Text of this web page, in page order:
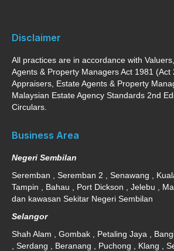
Disclaimer
All practices are in accordance with
Agents & Property Managers Act 1981 (Act
Appraisers, Estate Agents & Property
Malaysian Estate Agency Standards 2nd
Circulars.
Business Area
Negeri Sembilan
Seremban , Seremban 2 , Senawang ,
Tampin , Bahau , Port Dickson , Jelebu ,
dan kawasan Sekitar Negeri Sembilan
Selangor
Shah Alam , Gombak , Petaling Jaya ,
, Serdang , Beranang , Puchong , Klang ,